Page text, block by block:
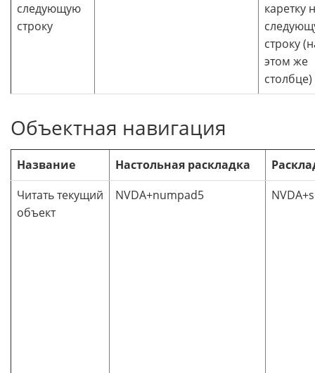
следующую
строку
каретку
строку
этом же
столбце)
Объектная навигация
Название Настольная раскладка
Читать текущий
объект
NVDA+numpad5